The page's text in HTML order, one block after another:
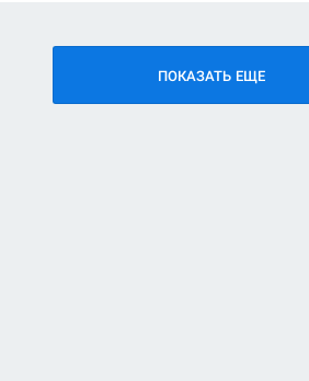
ПОКАЗАТЬ ЕЩЕ